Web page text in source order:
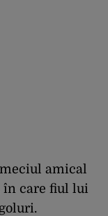
amical
în care fiul lui